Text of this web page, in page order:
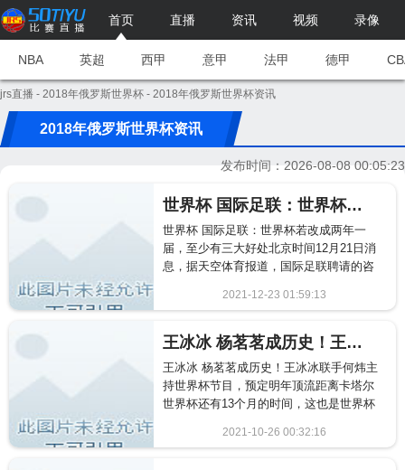
首页 直播 资讯 视频 录像
NBA 英超 西甲 意甲 法甲 德甲
jrs直播 - 2018年俄罗斯世界杯 - 2018年俄罗斯世界杯资讯
2018年俄罗斯世界杯资讯
发布时间：2026-08-08 00:05:23
世界杯 国际足联：世界杯若改成两年一届，至少有三大好处
世界杯 国际足联：世界杯若改成两年一
届，至少有三大好处北京时间12月21日消
息，据天空体育报道，国际足联聘请的咨
2021-12-23 01:59:13
2495
王冰冰 杨茗茗成历史！王冰冰联手何炜主持世界杯节目，预定明年顶流
王冰冰 杨茗茗成历史！王冰冰联手何炜主
持世界杯节目，预定明年顶流距离卡塔尔
世界杯还有13个月的时间，这也是世界杯
2021-10-26 00:32:16
1325